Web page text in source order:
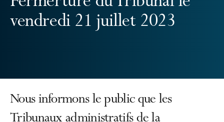
vendredi 21 juillet 2023
Nous informons le public que les
Tribunaux administratifs de la